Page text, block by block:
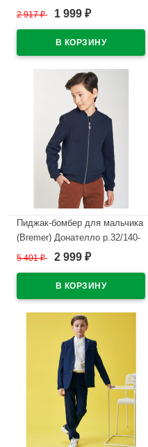
размер 30/128-42/170 цвет
2 917₽ 1 999 ₽
Пиджак-бомбер для мальчика
(Bremer) Донателло р.32/140-
44/176 цвет синий
5 401₽ 2 999 ₽